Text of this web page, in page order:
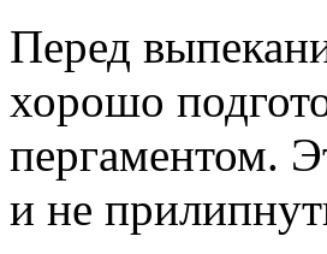
Перед
хорошо
пергаментом.
и не